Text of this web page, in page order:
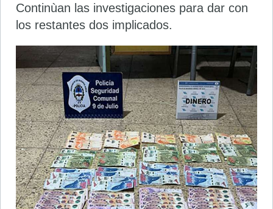
Continùan las investigaciones para dar con
los restantes dos implicados.